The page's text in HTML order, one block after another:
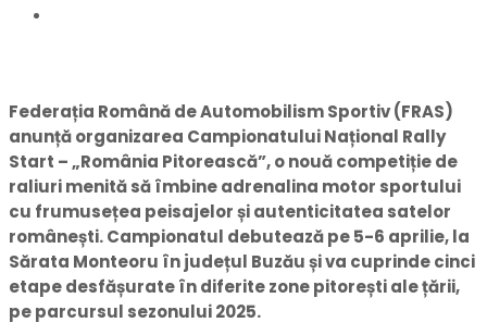
Federația Română de Automobilism Sportiv (FRAS)
anunță organizarea Campionatului Național Rally
Start – „România Pitorească”, o nouă competiție de
raliuri menită să îmbine adrenalina motor sportului
cu frumusețea peisajelor și autenticitatea satelor
românești. Campionatul debutează pe 5-6 aprilie, la
Sărata Monteoru în județul Buzău și va cuprinde cinci
etape desfășurate în diferite zone pitorești ale țării,
pe parcursul sezonului 2025.